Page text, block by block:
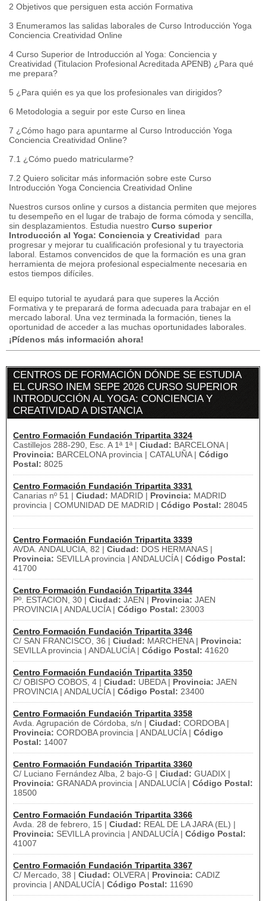
2 Objetivos que persiguen esta acción Formativa
3 Enumeramos las salidas laborales de Curso Introducción Yoga
Conciencia Creatividad Online
4 Curso Superior de Introducción al Yoga: Conciencia y
Creatividad (Titulacion Profesional Acreditada APENB) ¿Para qué
me prepara?
5 ¿Para quién es ya que los profesionales van dirigidos?
6 Metodologia a seguir por este Curso en linea
7 ¿Cómo hago para apuntarme al Curso Introducción Yoga
Conciencia Creatividad Online?
7.1 ¿Cómo puedo matricularme?
7.2 Quiero solicitar más información sobre este Curso
Introducción Yoga Conciencia Creatividad Online
Nuestros cursos online y cursos a distancia permiten que mejores
tu desempeño en el lugar de trabajo de forma cómoda y sencilla,
sin desplazamientos. Estudia nuestro Curso superior
Introducción al Yoga: Conciencia y Creatividad para
progresar y mejorar tu cualificación profesional y tu trayectoria
laboral. Estamos convencidos de que la formación es una gran
herramienta de mejora profesional especialmente necesaria en
estos tiempos difíciles.
El equipo tutorial te ayudará para que superes la Acción
Formativa y te preparará de forma adecuada para trabajar en el
mercado laboral. Una vez terminada la formación, tienes la
oportunidad de acceder a las muchas oportunidades laborales.
¡Pídenos más información ahora!
CENTROS DE FORMACIÓN DÓNDE SE ESTUDIA
EL CURSO INEM SEPE 2026 CURSO SUPERIOR
INTRODUCCIÓN AL YOGA: CONCIENCIA Y
CREATIVIDAD A DISTANCIA
Centro Formación Fundación Tripartita 3324
Castillejos 288-290, Esc. A 1ª 1ª | Ciudad: BARCELONA |
Provincia: BARCELONA provincia | CATALUÑA | Código
Postal: 8025
Centro Formación Fundación Tripartita 3331
Canarias nº 51 | Ciudad: MADRID | Provincia: MADRID
provincia | COMUNIDAD DE MADRID | Código Postal: 28045
Centro Formación Fundación Tripartita 3339
AVDA. ANDALUCIA, 82 | Ciudad: DOS HERMANAS |
Provincia: SEVILLA provincia | ANDALUCÍA | Código Postal:
41700
Centro Formación Fundación Tripartita 3344
Pº. ESTACION, 30 | Ciudad: JAEN | Provincia: JAEN
PROVINCIA | ANDALUCÍA | Código Postal: 23003
Centro Formación Fundación Tripartita 3346
C/ SAN FRANCISCO, 36 | Ciudad: MARCHENA | Provincia:
SEVILLA provincia | ANDALUCÍA | Código Postal: 41620
Centro Formación Fundación Tripartita 3350
C/ OBISPO COBOS, 4 | Ciudad: UBEDA | Provincia: JAEN
PROVINCIA | ANDALUCÍA | Código Postal: 23400
Centro Formación Fundación Tripartita 3358
Avda. Agrupación de Córdoba, s/n | Ciudad: CORDOBA |
Provincia: CORDOBA provincia | ANDALUCÍA | Código
Postal: 14007
Centro Formación Fundación Tripartita 3360
C/ Luciano Fernández Alba, 2 bajo-G | Ciudad: GUADIX |
Provincia: GRANADA provincia | ANDALUCÍA | Código Postal:
18500
Centro Formación Fundación Tripartita 3366
Avda. 28 de febrero, 15 | Ciudad: REAL DE LA JARA (EL) |
Provincia: SEVILLA provincia | ANDALUCÍA | Código Postal:
41007
Centro Formación Fundación Tripartita 3367
C/ Mercado, 38 | Ciudad: OLVERA | Provincia: CADIZ
provincia | ANDALUCÍA | Código Postal: 11690